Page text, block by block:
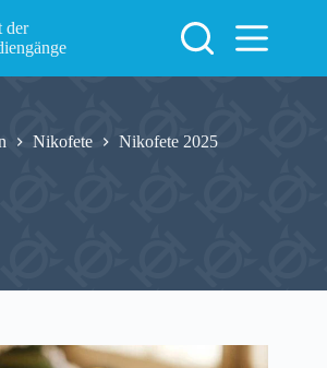
der
Nikofete Nikofete 2025